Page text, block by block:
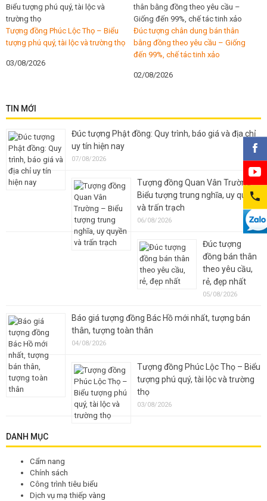
Tượng đồng Phúc Lộc Thọ – Biểu
tượng phú quý, tài lộc và trường thọ
03/08/2026
Đúc tượng chân dung bán thân
bằng đồng theo yêu cầu – Giống
đến 99%, chế tác tinh xảo
02/08/2026
TIN MỚI
Đúc tượng Phật đồng: Quy trình, báo giá và địa chỉ
uy tín hiện nay
07/08/2026
Tượng đồng Quan Vân Trường –
Biểu tượng trung nghĩa, uy quyền
và trấn trạch
06/08/2026
Đúc tượng
đồng bán thân
theo yêu cầu,
rẻ, đẹp nhất
05/08/2026
Báo giá tượng đồng Bác Hồ mới nhất, tượng bán
thân, tượng toàn thân
04/08/2026
Tượng đồng Phúc Lộc Thọ – Biểu
tượng phú quý, tài lộc và trường
thọ
03/08/2026
DANH MỤC
Cẩm nang
Chính sách
Công trình tiêu biểu
Dịch vụ mạ thiếp vàng